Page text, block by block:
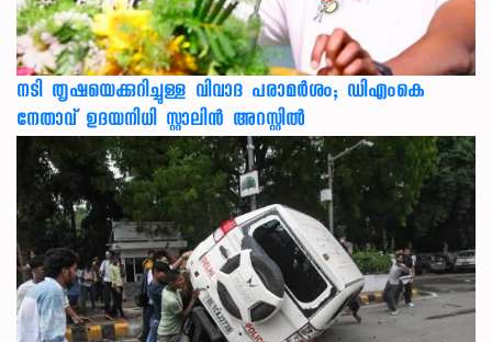
നടി തൃഷയെക്കുറിച്ചുള്ള വിവാദ പരാമർശം; ഡിഎംകെ
നേതാവ് ഉദയനിധി സ്റ്റാലിൻ അറസ്റ്റിൽ